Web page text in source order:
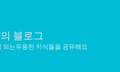
블로그
되는유용한 지식들을 공유해요